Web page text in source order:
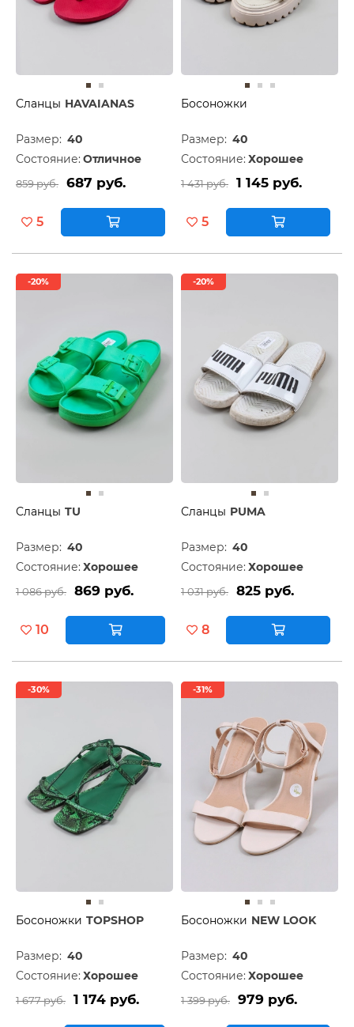
Сланцы HAVAIANAS
Размер: 40
Состояние: Отличное
859 руб. 687 руб.
5
Босоножки
Размер: 40
Состояние: Хорошее
1 431 руб. 1 145 руб.
5
-20%
Сланцы TU
Размер: 40
Состояние: Хорошее
1 086 руб. 869 руб.
10
-20%
Сланцы PUMA
Размер: 40
Состояние: Хорошее
1 031 руб. 825 руб.
8
-30%
Босоножки TOPSHOP
Размер: 40
Состояние: Хорошее
1 677 руб. 1 174 руб.
-31%
Босоножки NEW LOOK
Размер: 40
Состояние: Хорошее
1 399 руб. 979 руб.